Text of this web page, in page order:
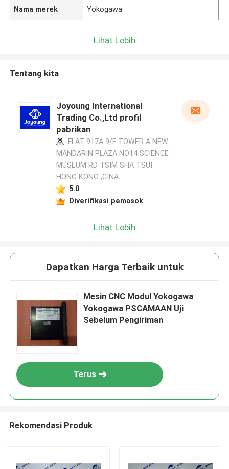
Nama merek Yokogawa
Lihat Lebih
Tentang kita
Joyoung International
Trading Co.,Ltd profil
pabrikan
FLAT 917A 9/F TOWER A NEW
MANDARIN PLAZA NO14 SCIENCE
MUSEUM RD TSIM SHA TSUI
HONG KONG ,CINA
5.0
Diverifikasi pemasok
Lihat Lebih
Dapatkan Harga Terbaik untuk
Mesin CNC Modul Yokogawa
Yokogawa PSCAMAAN Uji
Sebelum Pengiriman
Terus
Rekomendasi Produk